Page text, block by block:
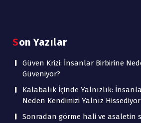
Son Yazılar
Güven Krizi: İnsanlar Birbirine
Güveniyor?
Kalabalık İçinde Yalnızlık:
Neden Kendimizi Yalnız
Sonradan görme hali ve asaletin